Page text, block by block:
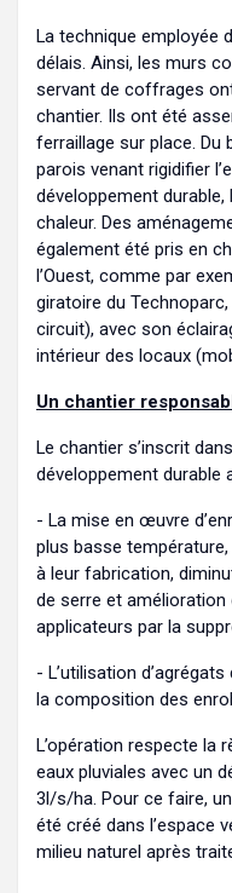
La technique employée
délais. Ainsi, les murs
servant de coffrages
chantier. Ils ont été
ferraillage sur place. Du
parois venant rigidifier
développement durable,
chaleur. Des
également été pris en
l’Ouest, comme par
giratoire du
circuit), avec son
intérieur des locaux
Un chantier
Le chantier s’inscrit
développement durable
- La mise en œuvre
plus basse
à leur fabrication,
de serre et
applicateurs par la
- L’utilisation
la composition des
L’opération respecte la
eaux pluviales avec un
3l/s/ha. Pour ce faire,
été créé dans l’espace
milieu naturel après